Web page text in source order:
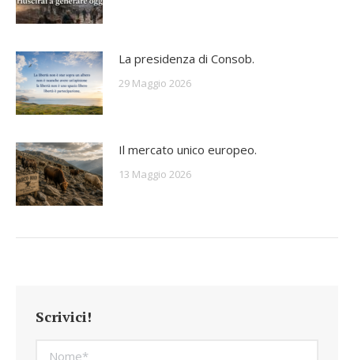
La presidenza di Consob.
29 Maggio 2026
Il mercato unico europeo.
13 Maggio 2026
Scrivici!